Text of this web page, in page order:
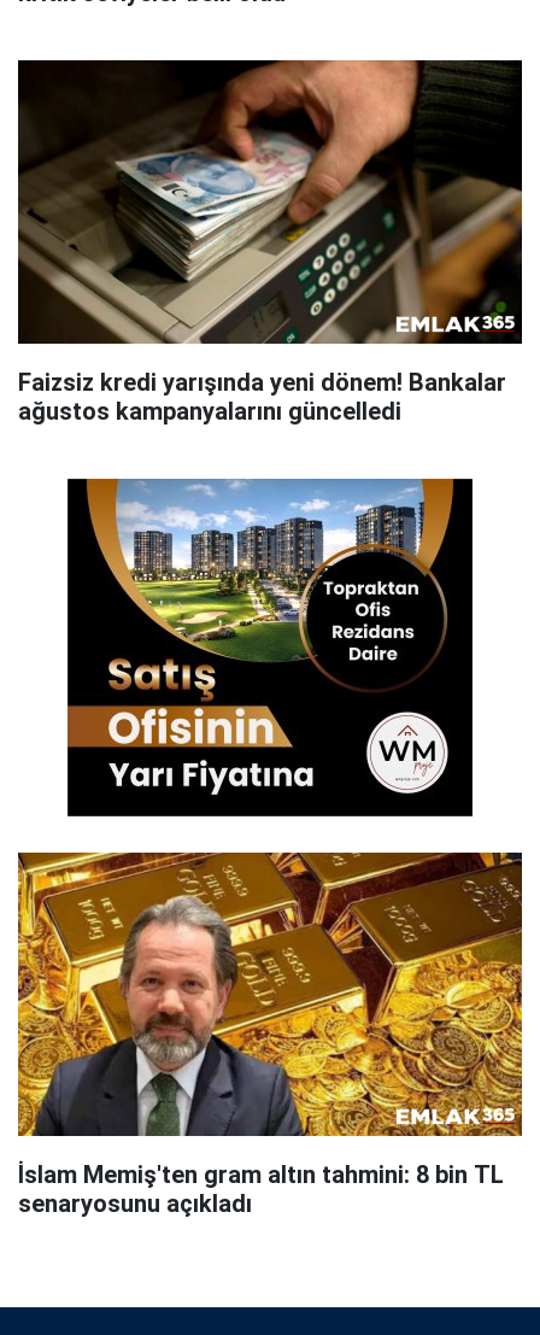
Faizsiz kredi yarışında yeni dönem! Bankalar
ağustos kampanyalarını güncelledi
İslam Memiş'ten gram altın tahmini: 8 bin TL
senaryosunu açıkladı